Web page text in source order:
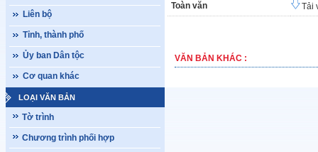
Liên bộ
Tỉnh, thành phố
Ủy ban Dân tộc
Cơ quan khác
LOẠI VĂN BẢN
Tờ trình
Chương trình phối hợp
Toàn văn Tải
VĂN BẢN KHÁC :